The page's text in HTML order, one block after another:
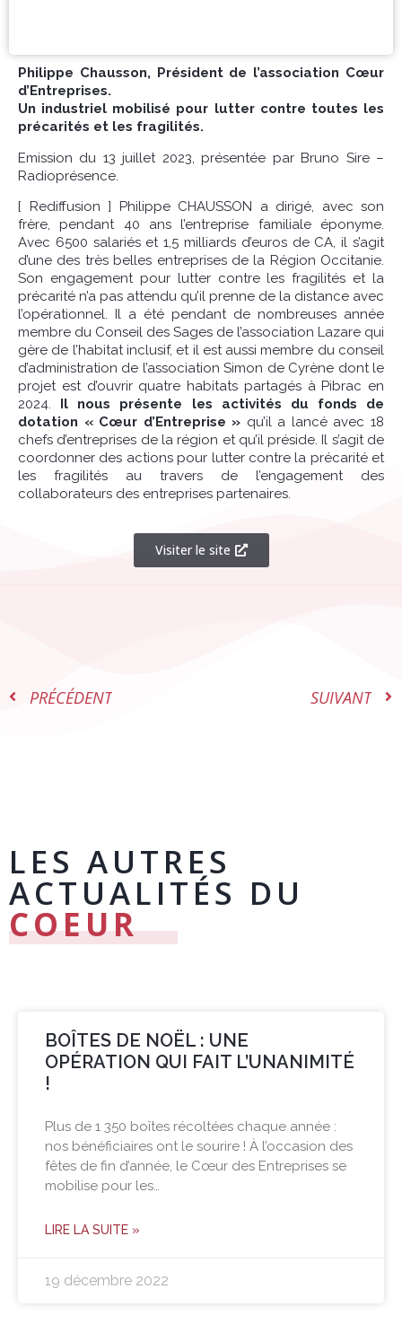
Philippe Chausson, Président de l’association Cœur
d’Entreprises.
Un industriel mobilisé pour lutter contre toutes les
précarités et les fragilités.
Emission du 13 juillet 2023, présentée par Bruno Sire –
Radioprésence.
[ Rediffusion ] Philippe CHAUSSON a dirigé, avec son
frère, pendant 40 ans l’entreprise familiale éponyme.
Avec 6500 salariés et 1,5 milliards d’euros de CA, il s’agit
d’une des très belles entreprises de la Région Occitanie.
Son engagement pour lutter contre les fragilités et la
précarité n’a pas attendu qu’il prenne de la distance avec
l’opérationnel. Il a été pendant de nombreuses année
membre du Conseil des Sages de l’association Lazare qui
gère de l’habitat inclusif, et il est aussi membre du conseil
d’administration de l’association Simon de Cyrène dont le
projet est d’ouvrir quatre habitats partagés à Pibrac en
2024. Il nous présente les activités du fonds de
dotation « Cœur d’Entreprise » qu’il a lancé avec 18
chefs d’entreprises de la région et qu’il préside. Il s’agit de
coordonner des actions pour lutter contre la précarité et
les fragilités au travers de l’engagement des
collaborateurs des entreprises partenaires.
Visiter le site
PRÉCÉDENT SUIVANT
LES AUTRES
ACTUALITÉS DU
COEUR
BOÎTES DE NOËL : UNE
OPÉRATION QUI FAIT L’UNANIMITÉ
!
Plus de 1 350 boîtes récoltées chaque année :
nos bénéficiaires ont le sourire ! À l’occasion des
fêtes de fin d’année, le Cœur des Entreprises se
mobilise pour les…
LIRE LA SUITE »
19 décembre 2022